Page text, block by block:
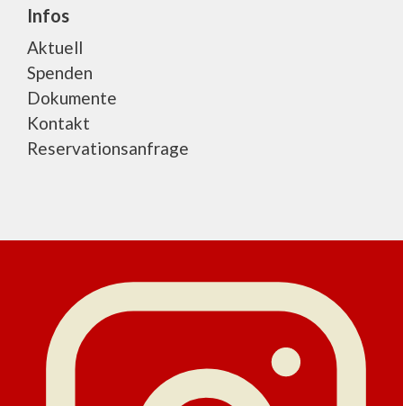
Infos
Aktuell
Spenden
Dokumente
Kontakt
Reservationsanfrage